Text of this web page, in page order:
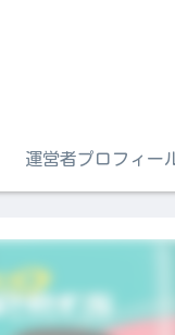
運営者プロフィー